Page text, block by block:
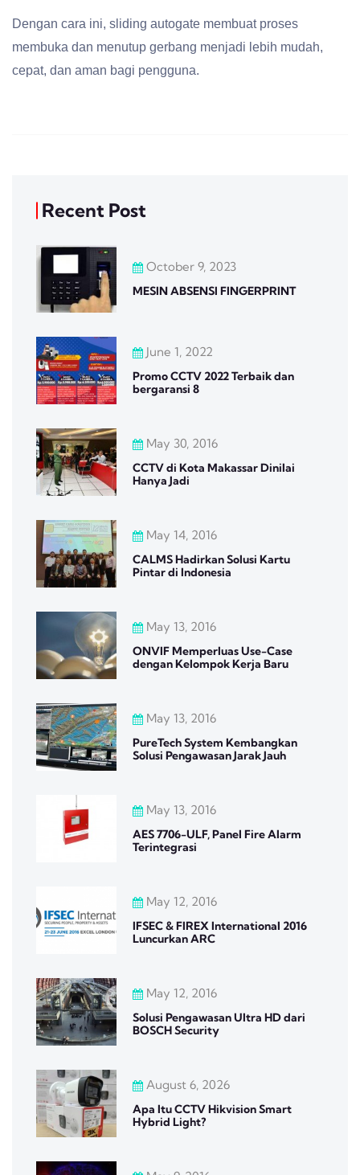
Dengan cara ini, sliding autogate membuat proses
membuka dan menutup gerbang menjadi lebih mudah,
cepat, dan aman bagi pengguna.
Recent Post
October 9, 2023
MESIN ABSENSI FINGERPRINT
June 1, 2022
Promo CCTV 2022 Terbaik dan
bergaransi 8
May 30, 2016
CCTV di Kota Makassar Dinilai
Hanya Jadi
May 14, 2016
CALMS Hadirkan Solusi Kartu
Pintar di Indonesia
May 13, 2016
ONVIF Memperluas Use-Case
dengan Kelompok Kerja Baru
May 13, 2016
PureTech System Kembangkan
Solusi Pengawasan Jarak Jauh
May 13, 2016
AES 7706-ULF, Panel Fire Alarm
Terintegrasi
May 12, 2016
IFSEC & FIREX International 2016
Luncurkan ARC
May 12, 2016
Solusi Pengawasan Ultra HD dari
BOSCH Security
August 6, 2026
Apa Itu CCTV Hikvision Smart
Hybrid Light?